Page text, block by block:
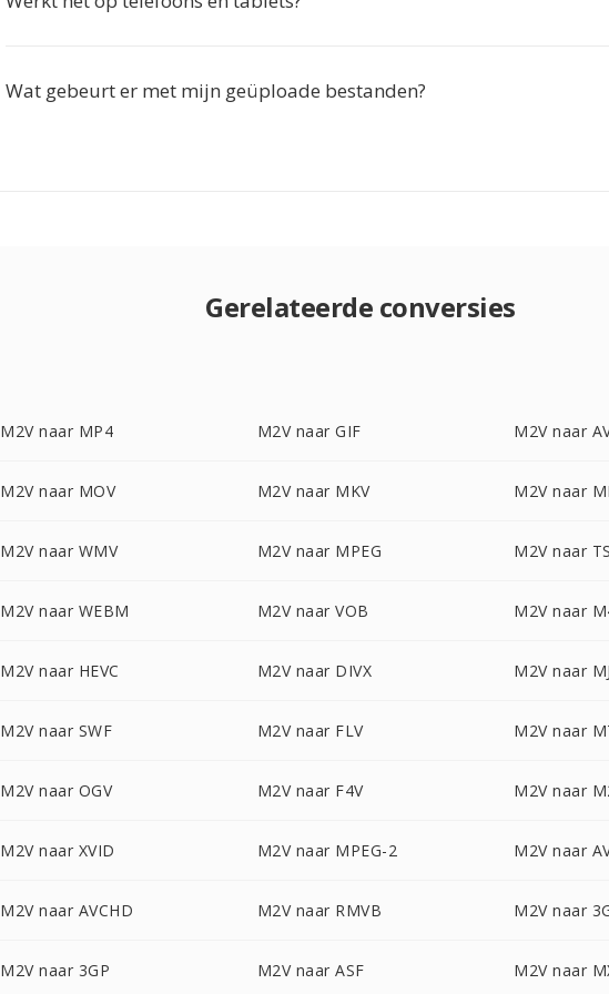
Wat gebeurt er met mijn geüploade bestanden?
Gerelateerde conversies
M2V naar MP4 M2V naar GIF M2V naar
M2V naar MOV M2V naar MKV M2V naar
M2V naar WMV M2V naar MPEG M2V naar TS
M2V naar WEBM M2V naar VOB M2V naar
M2V naar HEVC M2V naar DIVX M2V naar
M2V naar SWF M2V naar FLV M2V naar
M2V naar OGV M2V naar F4V M2V naar
M2V naar XVID M2V naar MPEG-2 M2V naar
M2V naar AVCHD M2V naar RMVB M2V naar
M2V naar 3GP M2V naar ASF M2V naar